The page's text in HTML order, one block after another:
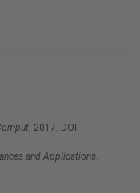
, 2017. DOI
and Applications.